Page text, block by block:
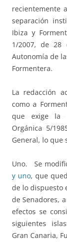
recientemente
separación
Ibiza y
1/2007, de 28
Autonomía de
Formentera.
La redacción
como a
que exige la
Orgánica 5/
General, lo que
Uno. Se
y uno, que
de lo dispuesto
de Senadores,
efectos se
siguientes
Gran Canaria,